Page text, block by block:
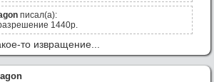
писал(а):
1440р.
то извращение...